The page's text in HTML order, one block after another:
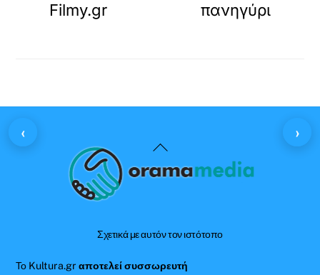
Filmy.gr
πανηγύρι
Back
To
Σχετικά με αυτόν τον ιστότοπο
Το Kultura.grαποτελεί συσσωρευτή
‹ ›